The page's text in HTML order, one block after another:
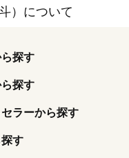
）について
探す
探す
ラーから探す
す